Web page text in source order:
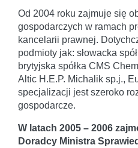
Od 2004 roku zajmuje się
gospodarczych w ramach
kancelarii prawnej.
podmioty jak: słowacka
brytyjska spółka CMS
Altic H.E.P. Michalik sp.j.,
specjalizacji jest szeroko
gospodarcze.
W latach 2005 – 2006
Doradcy Ministra